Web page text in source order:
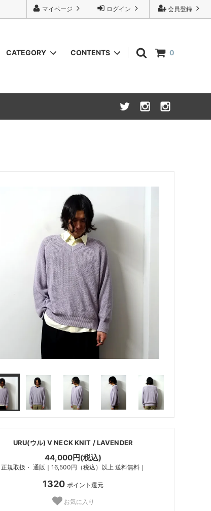
会員登録
ログイン
マイページ
0
CATEGORY
Bottoms(ボトム,パンツ類)
CONTENTS
URU(ウル) V NECK KNIT / LAVENDER
44,000円(税込)
正規取扱・ 通販｜16,500円（税込）以上 送料無料｜
1320 ポイント還元
お気に入り